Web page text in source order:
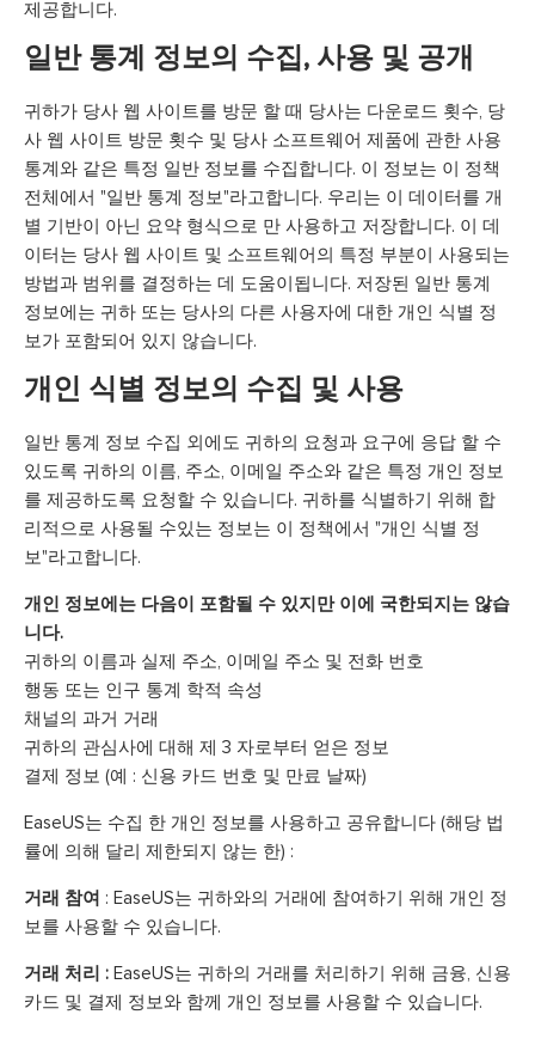
제공합니다.
일반 통계 정보의 수집, 사용 및 공개
귀하가 당사 웹 사이트를 방문 할 때 당사는 다운로드 횟수, 당
사 웹 사이트 방문 횟수 및 당사 소프트웨어 제품에 관한 사용
통계와 같은 특정 일반 정보를 수집합니다. 이 정보는 이 정책
전체에서 "일반 통계 정보"라고합니다. 우리는 이 데이터를 개
별 기반이 아닌 요약 형식으로 만 사용하고 저장합니다. 이 데
이터는 당사 웹 사이트 및 소프트웨어의 특정 부분이 사용되는
방법과 범위를 결정하는 데 도움이됩니다. 저장된 일반 통계
정보에는 귀하 또는 당사의 다른 사용자에 대한 개인 식별 정
보가 포함되어 있지 않습니다.
개인 식별 정보의 수집 및 사용
일반 통계 정보 수집 외에도 귀하의 요청과 요구에 응답 할 수
있도록 귀하의 이름, 주소, 이메일 주소와 같은 특정 개인 정보
를 제공하도록 요청할 수 있습니다. 귀하를 식별하기 위해 합
리적으로 사용될 수있는 정보는 이 정책에서 "개인 식별 정
보"라고합니다.
개인 정보에는 다음이 포함될 수 있지만 이에 국한되지는 않습
니다.
귀하의 이름과 실제 주소, 이메일 주소 및 전화 번호
행동 또는 인구 통계 학적 속성
채널의 과거 거래
귀하의 관심사에 대해 제 3 자로부터 얻은 정보
결제 정보 (예 : 신용 카드 번호 및 만료 날짜)
EaseUS는 수집 한 개인 정보를 사용하고 공유합니다 (해당 법
률에 의해 달리 제한되지 않는 한) :
거래 참여 : EaseUS는 귀하와의 거래에 참여하기 위해 개인 정
보를 사용할 수 있습니다.
거래 처리 : EaseUS는 귀하의 거래를 처리하기 위해 금융, 신용
카드 및 결제 정보와 함께 개인 정보를 사용할 수 있습니다.